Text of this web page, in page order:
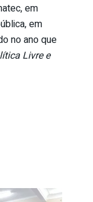
em
em
no ano que
Livre e